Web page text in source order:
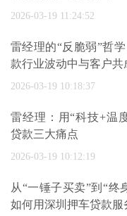
2026-03-19 11:24:52
雷经理的“反脆弱”哲
款行业波动中与客户共
2026-03-19 10:18:37
雷经理：用“科技+温
贷款三大痛点
2026-03-19 10:12:19
从“一锤子买卖”到“终
如何用深圳押车贷款服